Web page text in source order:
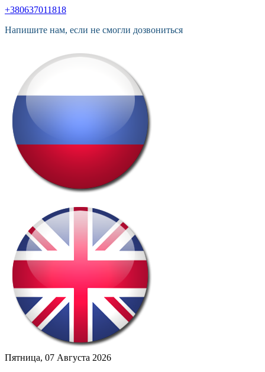
+380637011818
Напишите нам, если не смогли дозвониться
Пятница, 07 Августа 2026